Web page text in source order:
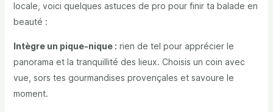
locale, voici quelques astuces de pro pour finir ta balade en
beauté :
Intègre un pique-nique : rien de tel pour apprécier le
panorama et la tranquillité des lieux. Choisis un coin avec
vue, sors tes gourmandises provençales et savoure le
moment.